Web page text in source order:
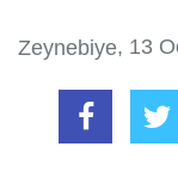
Zeynebiye, 13